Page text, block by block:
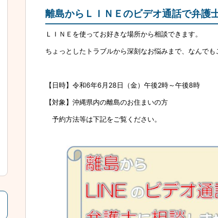
離島からＬＩＮＥのビデオ通話で弁護
ＬＩＮＥを使ってお好きな場所から相談できます。
ちょっとしたトラブルから深刻なお悩みまで、なんで
【日時】令和6年6月28日（金）午後2時～午後8時
【対象】沖縄県内の離島のお住まいの方
予約方法等は下記をご覧ください。